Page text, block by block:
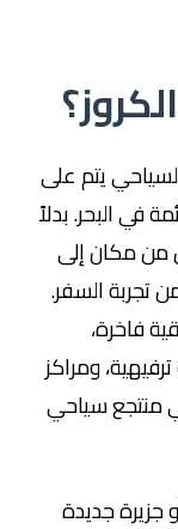
يتم على
البحر. بدلاً
من مكان إلى
تجربة السفر.
فاخرة،
ومراكز
منتجع سياحي
جديدة